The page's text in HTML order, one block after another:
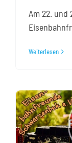
Am 22. und
Weiterlesen